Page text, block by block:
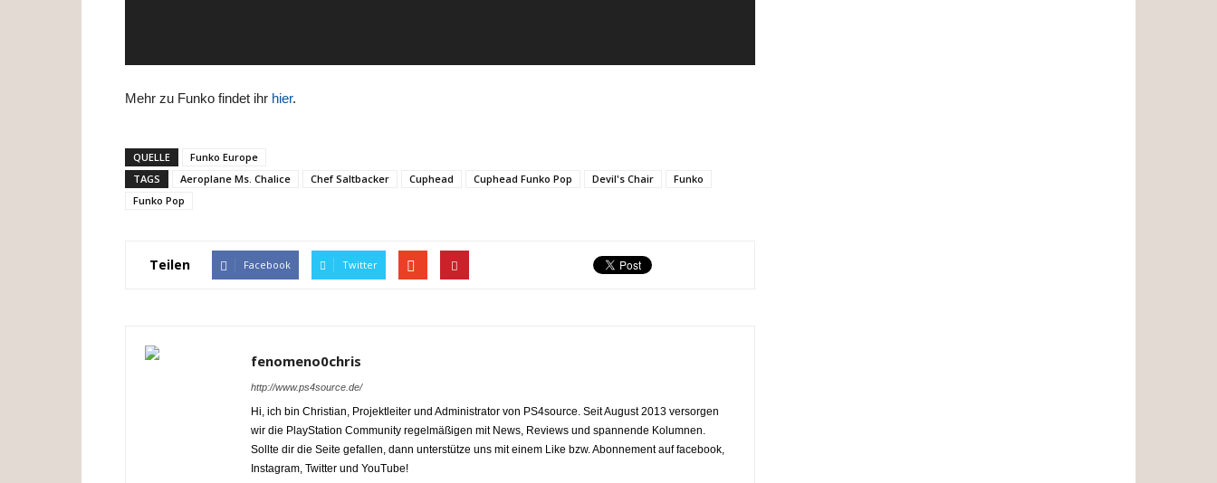
Mehr zu Funko findet ihr hier.
QUELLE
Funko Europe
TAGS
Aeroplane Ms. Chalice Chef Saltbacker Cuphead Cuphead Funko Pop Devil's Chair
Funko
Funko Pop
Teilen Facebook Twitter
fenomeno0chris
http://www.ps4source.de/
Hi, ich bin Christian, Projektleiter und Administrator von PS4source. Seit August 2013 versorgen
wir die PlayStation Community regelmäßigen mit News, Reviews und spannende Kolumnen.
Sollte dir die Seite gefallen, dann unterstütze uns mit einem Like bzw. Abonnement auf facebook,
Instagram, Twitter und YouTube!